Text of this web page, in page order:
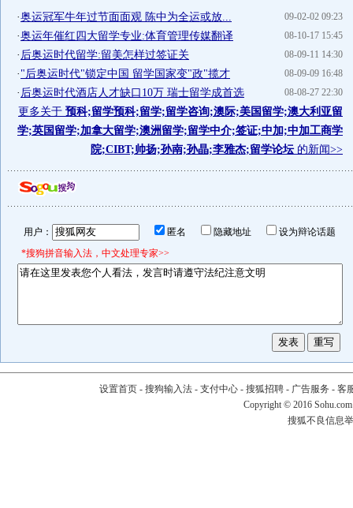
09-02-02 09:23
·奥运冠军牛年过节面面观 陈中为全运或放...
08-10-17 15:45
·奥运年催红四大留学专业:体育管理传媒翻译
08-09-11 14:30
· 后奥运时代留学:留美怎样过签证关
08-09-09 16:48
·"后奥运时代"锁定中国 留学国家变"政"揽才
08-08-27 22:30
· 后奥运时代酒店人才缺口10万 瑞士留学成首选
更多关于 预科;留学预科;留学;留学咨询;澳际;美国留学;澳大利亚留
学;英国留学;加拿大留学;澳洲留学;留学中介;签证;中加;中加工商学
院;CIBT;帅扬;孙南;孙晶;李雅杰;留学论坛的新闻>>
用户： 匿名 隐藏地址
设为辩论话题
*搜狗拼音输入法，中文处理专家>>
设置首页- 搜狗输入法- 支付中心- 搜狐招聘- 广告服务 - 客
Copyright © 2016
搜狐不良信息